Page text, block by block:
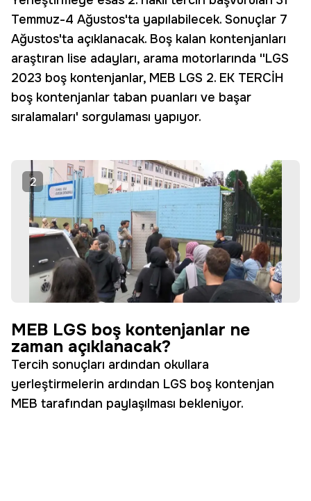
Temmuz-4 Ağustos'ta yapılabilecek. Sonuçlar 7
Ağustos'ta açıklanacak. Boş kalan kontenjanları
araştıran lise adayları, arama motorlarında ''LGS
2023 boş kontenjanlar, MEB LGS 2. EK TERCİH
boş kontenjanlar taban puanları ve başar
sıralamaları' sorgulaması yapıyor.
2
MEB LGS boş kontenjanlar ne
zaman açıklanacak?
Tercih sonuçları ardından okullara
yerleştirmelerin ardından LGS boş kontenjan
MEB tarafından paylaşılması bekleniyor.